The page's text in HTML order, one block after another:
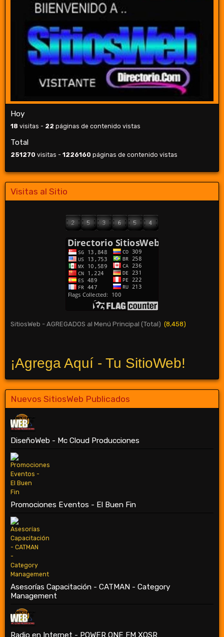
Hoy
18 visitas - 22 páginas de contenido vistas
Total
251270 visitas - 1226160 páginas de contenido vistas
Visitas al Sitio
SitiosWeb - AGREGADOS al Menú Principal (Total) (8,458)
¡Agrega Aquí - Tu SitioWeb!
Nuevos SitiosWeb Publicados
DiseñoWeb - Mc Cloud Producciones
Promociones Eventos - El Buen Fin
Asesorías Capacitación - CATMAN - Category
Management
Radio en Internet - POWER ONE FM XOSR